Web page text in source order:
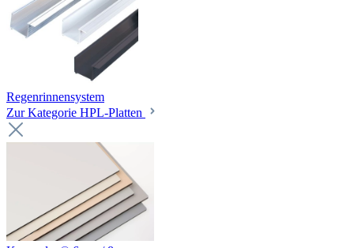
Regenrinnensystem
Zur Kategorie HPL-Platten